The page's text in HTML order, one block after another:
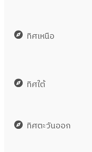
ทิศเหนือ
ทิศใต้
ทิศตะวันออก